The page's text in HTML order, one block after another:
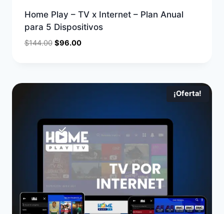
Home Play – TV x Internet – Plan Anual
para 5 Dispositivos
$144.00 $96.00
¡Oferta!